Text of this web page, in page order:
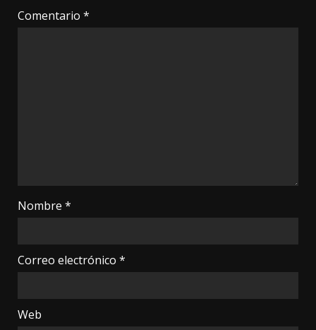
Comentario *
Nombre *
Correo electrónico *
Web